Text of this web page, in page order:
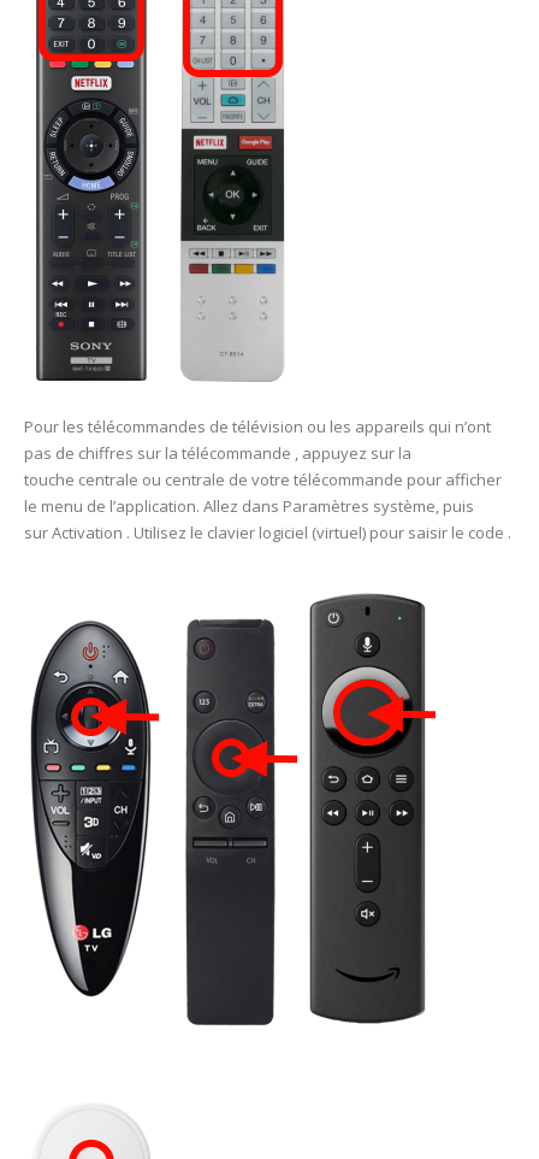
Pour les télécommandes de télévision ou les appareils qui n’ont
pas de chiffres sur la télécommande , appuyez sur la
touche centrale ou centrale de votre télécommande pour afficher
le menu de l’application. Allez dans Paramètres système, puis
sur Activation . Utilisez le clavier logiciel (virtuel) pour saisir le code .